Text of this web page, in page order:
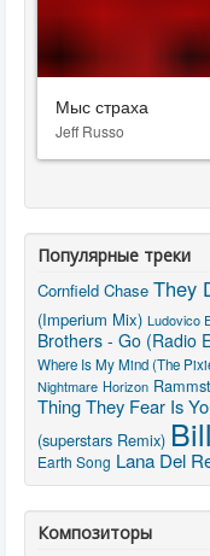
Мыс страха
Jeff Russo
Популярные треки
Cornfield Chase They
(Imperium Mix) Ludovico
Brothers - Go (Radio
Where Is My Mind (The
Nightmare Horizon
Thing They Fear Is
(superstars Remix)
Earth Song Lana Del
Композиторы